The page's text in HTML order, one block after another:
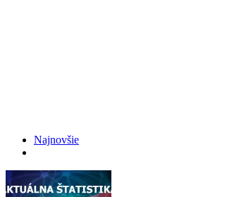
Najnovšie